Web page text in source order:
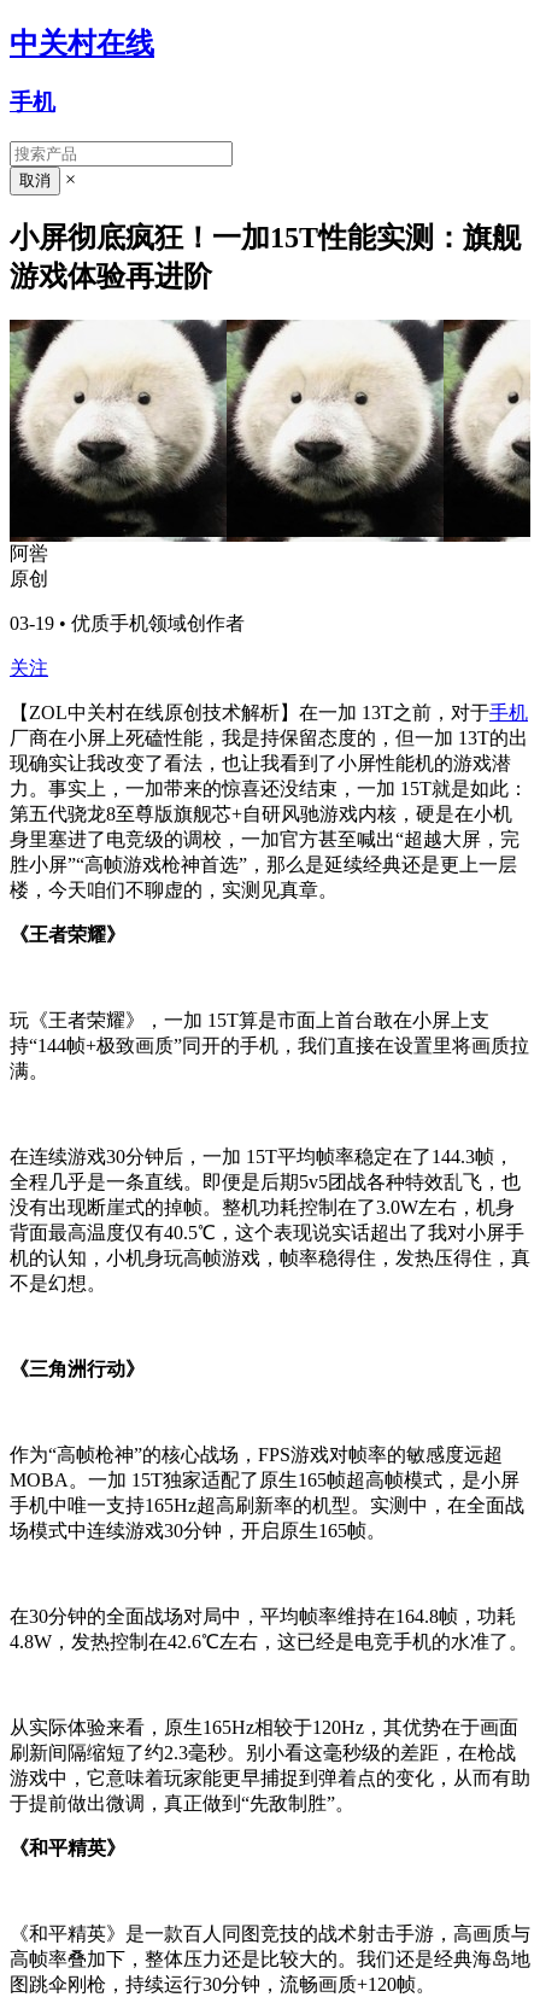
中关村在线
手机
×
小屏彻底疯狂！一加15T性能实测：旗舰
游戏体验再进阶
阿喾
原创
03-19 • 优质手机领域创作者
关注
【ZOL中关村在线原创技术解析】在一加 13T之前，对于手机
厂商在小屏上死磕性能，我是持保留态度的，但一加 13T的出
现确实让我改变了看法，也让我看到了小屏性能机的游戏潜
力。事实上，一加带来的惊喜还没结束，一加 15T就是如此：
第五代骁龙8至尊版旗舰芯+自研风驰游戏内核，硬是在小机
身里塞进了电竞级的调校，一加官方甚至喊出“超越大屏，完
胜小屏”“高帧游戏枪神首选”，那么是延续经典还是更上一层
楼，今天咱们不聊虚的，实测见真章。
《王者荣耀》
玩《王者荣耀》，一加 15T算是市面上首台敢在小屏上支
持“144帧+极致画质”同开的手机，我们直接在设置里将画质拉
满。
在连续游戏30分钟后，一加 15T平均帧率稳定在了144.3帧，
全程几乎是一条直线。即便是后期5v5团战各种特效乱飞，也
没有出现断崖式的掉帧。整机功耗控制在了3.0W左右，机身
背面最高温度仅有40.5℃，这个表现说实话超出了我对小屏手
机的认知，小机身玩高帧游戏，帧率稳得住，发热压得住，真
不是幻想。
《三角洲行动》
作为“高帧枪神”的核心战场，FPS游戏对帧率的敏感度远超
MOBA。一加 15T独家适配了原生165帧超高帧模式，是小屏
手机中唯一支持165Hz超高刷新率的机型。实测中，在全面战
场模式中连续游戏30分钟，开启原生165帧。
在30分钟的全面战场对局中，平均帧率维持在164.8帧，功耗
4.8W，发热控制在42.6℃左右，这已经是电竞手机的水准了。
从实际体验来看，原生165Hz相较于120Hz，其优势在于画面
刷新间隔缩短了约2.3毫秒。别小看这毫秒级的差距，在枪战
游戏中，它意味着玩家能更早捕捉到弹着点的变化，从而有助
于提前做出微调，真正做到“先敌制胜”。
《和平精英》
《和平精英》是一款百人同图竞技的战术射击手游，高画质与
高帧率叠加下，整体压力还是比较大的。我们还是经典海岛地
图跳伞刚枪，持续运行30分钟，流畅画质+120帧。